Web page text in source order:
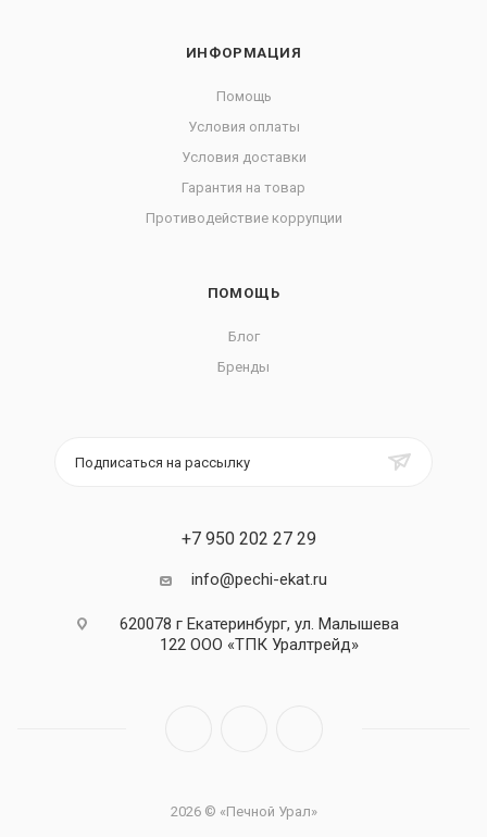
ИНФОРМАЦИЯ
Помощь
Условия оплаты
Условия доставки
Гарантия на товар
Противодействие коррупции
ПОМОЩЬ
Блог
Бренды
Подписаться на рассылку
+7 950 202 27 29
info@pechi-ekat.ru
620078 г Екатеринбург, ул. Малышева
122 ООО «ТПК Уралтрейд»
2026 © «Печной Урал»